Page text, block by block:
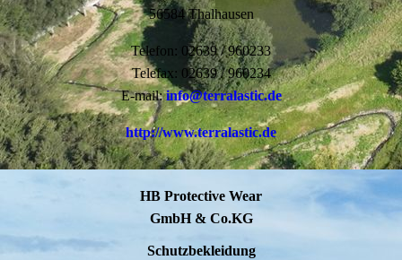
56584 Thalhausen
Telefon: 02639 / 960233
Telefax: 02639 / 960234
E-mail:info@terralastic.de
http://www.terralastic.de
HB Protective Wear
GmbH & Co.KG
Schutzbekleidung